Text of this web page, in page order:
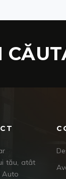
tău, atât
Auto